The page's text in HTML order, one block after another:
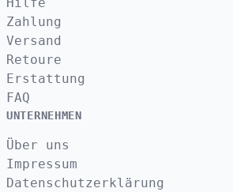
Zahlung
Versand
Retoure
Erstattung
FAQ
UNTERNEHMEN
Über uns
Impressum
Datenschutzerklärung